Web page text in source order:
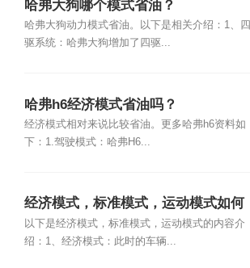
哈弗大狗哪个模式省油？
哈弗大狗动力模式省油。以下是相关介绍：1、四
驱系统：哈弗大狗增加了四驱...
哈弗h6经济模式省油吗？
经济模式相对来说比较省油。更多哈弗h6资料如
下：1.驾驶模式：哈弗H6...
经济模式，标准模式，运动模式如何
选择？
以下是经济模式，标准模式，运动模式的内容介
绍：1、经济模式：此时的车辆...